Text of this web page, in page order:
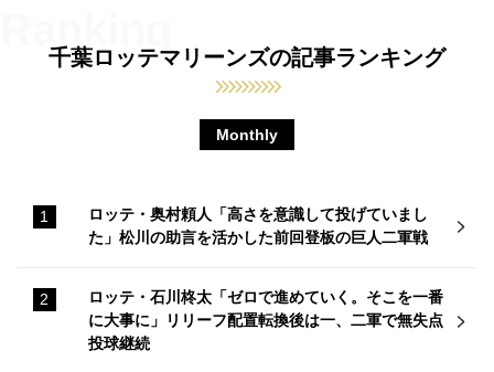
千葉ロッテマリーンズの記事ランキング
Monthly
ロッテ・奥村頼人「高さを意識して投げていまし
た」松川の助言を活かした前回登板の巨人二軍戦
ロッテ・石川柊太「ゼロで進めていく。そこを一番
に大事に」リリーフ配置転換後は一、二軍で無失点
投球継続